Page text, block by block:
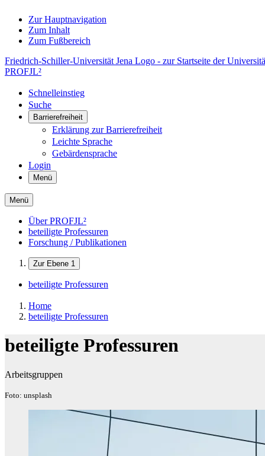
Zur Hauptnavigation
Zum Inhalt
Zum Fußbereich
Friedrich-Schiller-Universität Jena Logo - zur Startseite der
PROFJL²
Schnelleinstieg
Suche
Barrierefreiheit
Erklärung zur Barrierefreiheit
Leichte Sprache
Gebärdensprache
Login
Menü
Menü
Über PROFJL²
beteiligte Professuren
Forschung / Publikationen
Zur Ebene 1
beteiligte Professuren
Home
beteiligte Professuren
beteiligte Professuren
Arbeitsgruppen
Foto: unsplash